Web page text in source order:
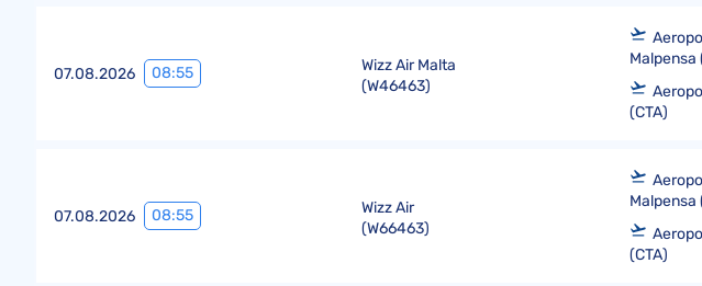
07.08.2026 08:55
Wizz Air Malta
(W46463)
Malpensa
(CTA)
07.08.2026 08:55
Wizz Air
(W66463)
Malpensa
(CTA)